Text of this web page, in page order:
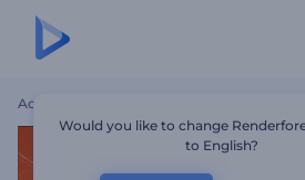
Accueil
Would you like to change
to English?